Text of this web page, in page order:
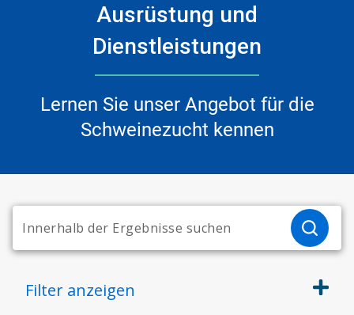
Ausrüstung und
Dienstleistungen
Lernen Sie unser Angebot für die
Schweinezucht kennen
Filter anzeigen